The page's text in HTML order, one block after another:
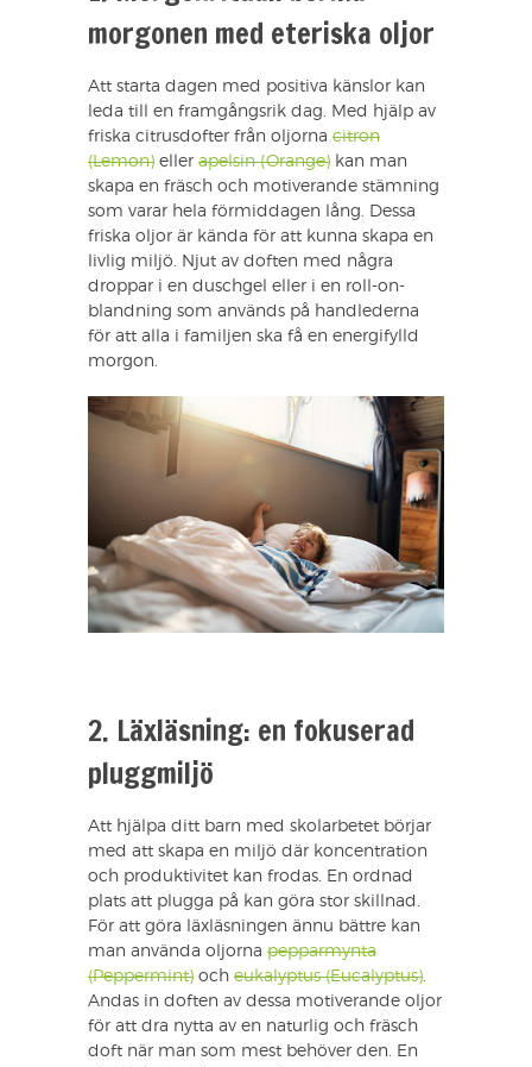
morgonen med eteriska oljor
Att starta dagen med positiva känslor kan
leda till en framgångsrik dag. Med hjälp av
friska citrusdofter från oljorna citron
(Lemon) eller apelsin (Orange) kan man
skapa en fräsch och motiverande stämning
som varar hela förmiddagen lång. Dessa
friska oljor är kända för att kunna skapa en
livlig miljö. Njut av doften med några
droppar i en duschgel eller i en roll-on-
blandning som används på handlederna
för att alla i familjen ska få en energifylld
morgon.
2. Läxläsning: en fokuserad
pluggmiljö
Att hjälpa ditt barn med skolarbetet börjar
med att skapa en miljö där koncentration
och produktivitet kan frodas. En ordnad
plats att plugga på kan göra stor skillnad.
För att göra läxläsningen ännu bättre kan
man använda oljorna pepparmynta
(Peppermint) och eukalyptus (Eucalyptus).
Andas in doften av dessa motiverande oljor
för att dra nytta av en naturlig och fräsch
doft när man som mest behöver den. En